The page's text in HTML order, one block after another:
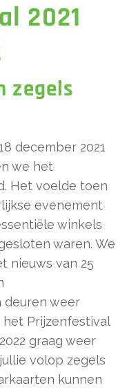
2021
zegels
december 2021
we het
Het voelde toen
evenement
winkels
waren. We
nieuws van 25
deuren weer
Prijzenfestival
graag weer
volop zegels
kunnen